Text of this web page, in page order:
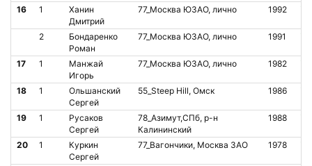
16 1
Ханин
Дмитрий
77_Москва ЮЗАО, лично 1992
2
Бондаренко
Роман
77_Москва ЮЗАО, лично 1991
17 1
Манжай
Игорь
77_Москва ЮЗАО, лично 1982
18 1
Ольшанский
Сергей
55_Steep Hill, Омск 1986
19 1
Русаков
Сергей
78_Азимут,СПб, р-н
Калининский
1988
20 1
Куркин
Сергей
77_Вагончики, Москва ЗАО 1978